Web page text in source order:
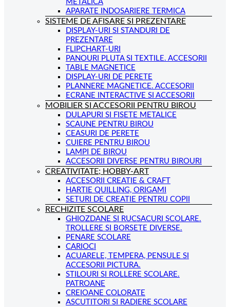
METALICA
APARATE INDOSARIERE TERMICA
SISTEME DE AFISARE SI PREZENTARE
DISPLAY-URI SI STANDURI DE
PREZENTARE
FLIPCHART-URI
PANOURI PLUTA SI TEXTILE. ACCESORII
TABLE MAGNETICE
DISPLAY-URI DE PERETE
PLANNERE MAGNETICE. ACCESORII
ECRANE INTERACTIVE SI ACCESORII
MOBILIER SI ACCESORII PENTRU BIROU
DULAPURI SI FISETE METALICE
SCAUNE PENTRU BIROU
CEASURI DE PERETE
CUIERE PENTRU BIROU
LAMPI DE BIROU
ACCESORII DIVERSE PENTRU BIROURI
CREATIVITATE; HOBBY-ART
ACCESORII CREATIE & CRAFT
HARTIE QUILLING, ORIGAMI
SETURI DE CREATIE PENTRU COPII
RECHIZITE SCOLARE
GHIOZDANE SI RUCSACURI SCOLARE.
TROLLERE SI BORSETE DIVERSE.
PENARE SCOLARE
CARIOCI
ACUARELE, TEMPERA, PENSULE SI
ACCESORII PICTURA.
STILOURI SI ROLLERE SCOLARE.
PATROANE
CREIOANE COLORATE
ASCUTITORI SI RADIERE SCOLARE